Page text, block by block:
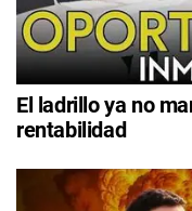
El ladrillo ya no
rentabilidad